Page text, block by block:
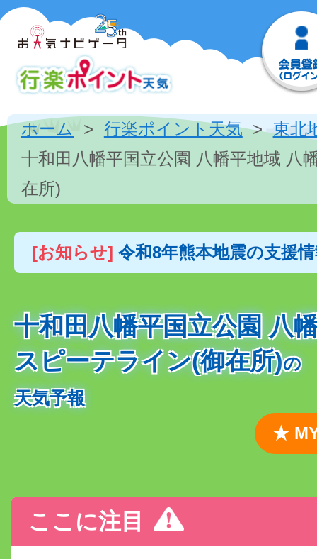
ホーム 行楽ポイント天気
東北
十和田八幡平国立公園 八幡平地域 八
在所)
[お知らせ] 令和8年熊本地震の支援
十和田八幡平国立公園 八
スピーテライン(御在所)の
天気予報
★
ここに注目